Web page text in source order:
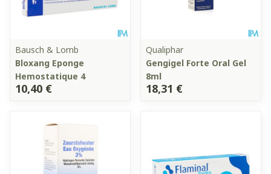
Bausch & Lomb
Bloxang Eponge
Hemostatique 4
10,40 €
Qualiphar
Gengigel Forte Oral Gel
8ml
18,31 €